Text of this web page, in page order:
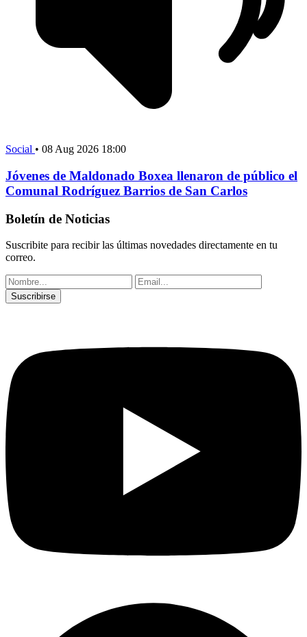
Social • 08 Aug 2026 18:00
Jóvenes de Maldonado Boxea llenaron de público el
Comunal Rodríguez Barrios de San Carlos
Boletín de Noticias
Suscribite para recibir las últimas novedades directamente en tu
correo.
Suscribirse